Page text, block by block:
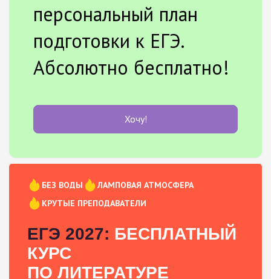
персональный план
подготовки к ЕГЭ.
Абсолютно бесплатно!
Хочу!
БЕЗ ВОДЫ
ЛАМПОВАЯ АТМОСФЕРА
КРУТЫЕ ПРЕПОДАВАТЕЛИ
ЕГЭ 2027: БЕСПЛАТНЫЙ
КУРС
ПО ЛИТЕРАТУРЕ